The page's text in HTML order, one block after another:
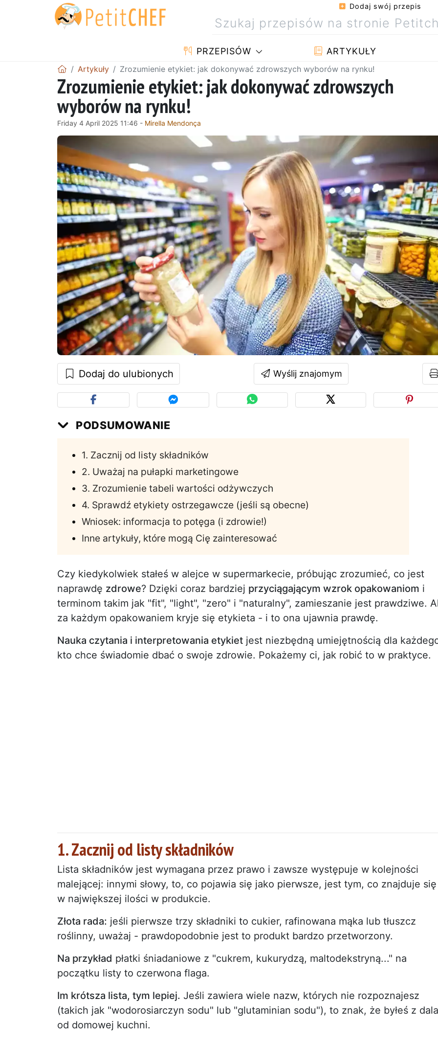
Dodaj swój przepis
PRZEPISÓW ARTYKUŁY
Artykuły Zrozumienie etykiet: jak dokonywać zdrowszych wyborów na rynku!
Zrozumienie etykiet: jak dokonywać zdrowszych
wyborów na rynku!
Friday 4 April 2025 11:46 - Mirella Mendonça
Dodaj do ulubionych Wyślij znajomym
PODSUMOWANIE
1. Zacznij od listy składników
2. Uważaj na pułapki marketingowe
3. Zrozumienie tabeli wartości odżywczych
4. Sprawdź etykiety ostrzegawcze (jeśli są obecne)
Wniosek: informacja to potęga (i zdrowie!)
Inne artykuły, które mogą Cię zainteresować
Czy kiedykolwiek stałeś w alejce w supermarkecie, próbując zrozumieć, co jest
naprawdę zdrowe? Dzięki coraz bardziej przyciągającym wzrok opakowaniom i
terminom takim jak "fit", "light", "zero" i "naturalny", zamieszanie jest prawdziwe.
za każdym opakowaniem kryje się etykieta - i to ona ujawnia prawdę.
Nauka czytania i interpretowania etykiet jest niezbędną umiejętnością dla
kto chce świadomie dbać o swoje zdrowie. Pokażemy ci, jak robić to w praktyce.
1. Zacznij od listy składników
Lista składników jest wymagana przez prawo i zawsze występuje w kolejności
malejącej: innymi słowy, to, co pojawia się jako pierwsze, jest tym, co znajduje się
w największej ilości w produkcie.
Złota rada: jeśli pierwsze trzy składniki to cukier, rafinowana mąka lub tłuszcz
roślinny, uważaj - prawdopodobnie jest to produkt bardzo przetworzony.
Na przykład płatki śniadaniowe z "cukrem, kukurydzą, maltodekstryną..." na
początku listy to czerwona flaga.
Im krótsza lista, tym lepiej. Jeśli zawiera wiele nazw, których nie rozpoznajesz
(takich jak "wodorosiarczyn sodu" lub "glutaminian sodu"), to znak, że byłeś z dala
od domowej kuchni.